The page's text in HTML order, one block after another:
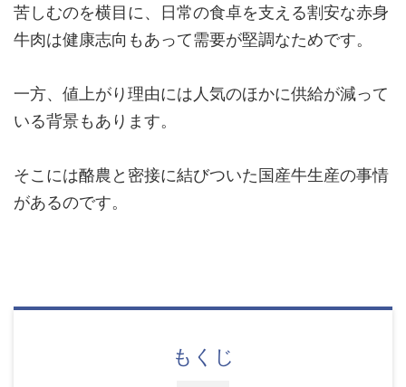
苦しむのを横目に、日常の食卓を支える割安な赤身
牛肉は健康志向もあって需要が堅調なためです。
一方、値上がり理由には人気のほかに供給が減って
いる背景もあります。
そこには酪農と密接に結びついた国産牛生産の事情
があるのです。
もくじ